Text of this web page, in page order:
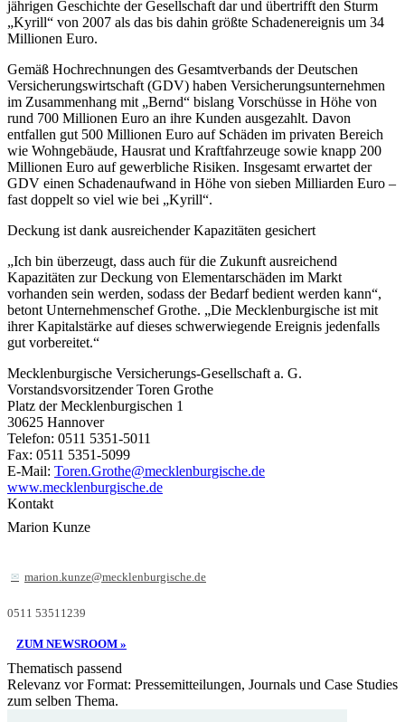
jährigen Geschichte der Gesellschaft dar und übertrifft den Sturm
„Kyrill“ von 2007 als das bis dahin größte Schadenereignis um 34
Millionen Euro.
Gemäß Hochrechnungen des Gesamtverbands der Deutschen
Versicherungswirtschaft (GDV) haben Versicherungsunternehmen
im Zusammenhang mit „Bernd“ bislang Vorschüsse in Höhe von
rund 700 Millionen Euro an ihre Kunden ausgezahlt. Davon
entfallen gut 500 Millionen Euro auf Schäden im privaten Bereich
wie Wohngebäude, Hausrat und Kraftfahrzeuge sowie knapp 200
Millionen Euro auf gewerbliche Risiken. Insgesamt erwartet der
GDV einen Schadenaufwand in Höhe von sieben Milliarden Euro –
fast doppelt so viel wie bei „Kyrill“.
Deckung ist dank ausreichender Kapazitäten gesichert
„Ich bin überzeugt, dass auch für die Zukunft ausreichend
Kapazitäten zur Deckung von Elementarschäden im Markt
vorhanden sein werden, sodass der Bedarf bedient werden kann“,
betont Unternehmenschef Grothe. „Die Mecklenburgische ist mit
ihrer Kapitalstärke auf dieses schwerwiegende Ereignis jedenfalls
gut vorbereitet.“
Mecklenburgische Versicherungs-Gesellschaft a. G.
Vorstandsvorsitzender Toren Grothe
Platz der Mecklenburgischen 1
30625 Hannover
Telefon: 0511 5351-5011
Fax: 0511 5351-5099
E-Mail: Toren.Grothe@mecklenburgische.de
www.mecklenburgische.de
Kontakt
Marion Kunze
marion.kunze@mecklenburgische.de
0511 53511239
ZUM NEWSROOM »
Thematisch passend
Relevanz vor Format: Pressemitteilungen, Journals und Case Studies
zum selben Thema.